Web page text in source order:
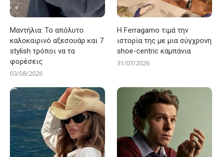
Μαντήλια: Το απόλυτο
καλοκαιρινό αξεσουάρ και 7
stylish τρόποι να τα
φορέσεις
03/08/2026
Η Ferragamo τιμά την
ιστορία της με μια σύγχρονη
shoe-centric καμπάνια
31/07/2026